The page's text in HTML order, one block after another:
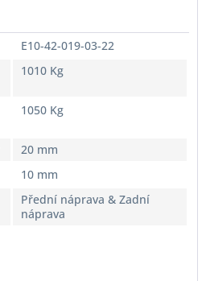
E10-42-019-03-22
1010 Kg
1050 Kg
20 mm
10 mm
Přední náprava & Zadní
náprava